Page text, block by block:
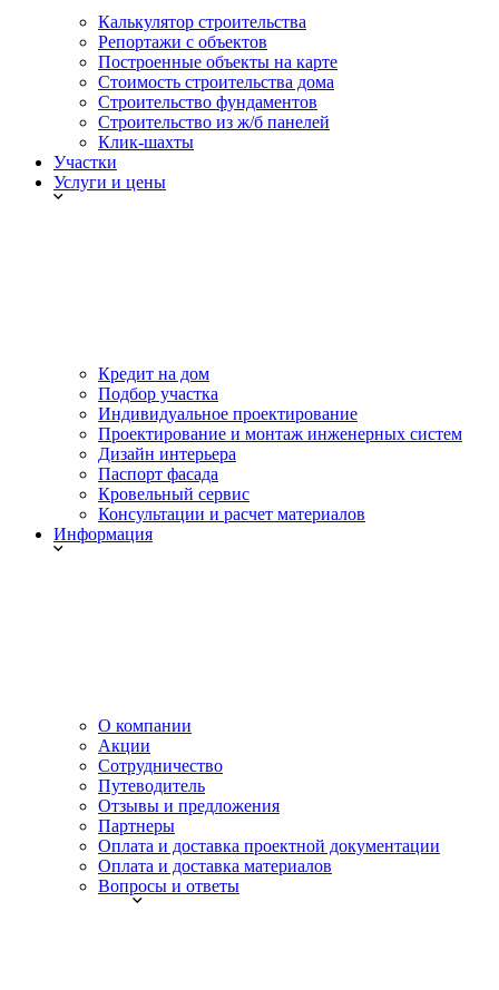
Калькулятор строительства
Репортажи с объектов
Построенные объекты на карте
Стоимость строительства дома
Строительство фундаментов
Строительство из ж/б панелей
Клик-шахты
Участки
Услуги и цены
Кредит на дом
Подбор участка
Индивидуальное проектирование
Проектирование и монтаж инженерных систем
Дизайн интерьера
Паспорт фасада
Кровельный сервис
Консультации и расчет материалов
Информация
О компании
Акции
Сотрудничество
Путеводитель
Отзывы и предложения
Партнеры
Оплата и доставка проектной документации
Оплата и доставка материалов
Вопросы и ответы